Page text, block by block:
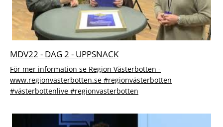
MDV22 - DAG 2 - UPPSNACK
För mer information se Region Västerbotten -
www.regionvasterbotten.se #regionvästerbotten
#västerbottenlive #regionvasterbotten